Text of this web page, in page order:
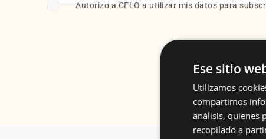
Autorizo a CELO a utilizar mis datos para
Ese sitio
Utilizamos
compartimos
análisis, quienes
recopilado a